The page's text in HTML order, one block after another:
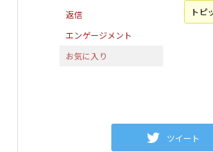
返信
エンゲージメント
お気に入り
トピ
ツイート